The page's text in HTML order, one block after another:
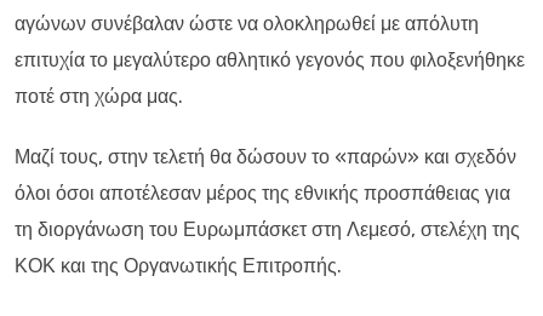
αγώνων συνέβαλαν ώστε να ολοκληρωθεί με απόλυτη
επιτυχία το μεγαλύτερο αθλητικό γεγονός που φιλοξενήθηκε
ποτέ στη χώρα μας.
Μαζί τους, στην τελετή θα δώσουν το «παρών» και σχεδόν
όλοι όσοι αποτέλεσαν μέρος της εθνικής προσπάθειας για
τη διοργάνωση του Ευρωμπάσκετ στη Λεμεσό, στελέχη της
ΚΟΚ και της Οργανωτικής Επιτροπής.